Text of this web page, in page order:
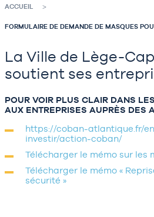
ACCUEIL
FORMULAIRE DE DEMANDE DE MASQUES
La Ville de Lège-
soutient ses
POUR VOIR PLUS CLAIR DANS
AUX ENTREPRISES AUPRÈS DES
https://coban-atlantique.fr/
investir/action-coban/
Télécharger le mémo sur les
Télécharger le mémo «
sécurité »